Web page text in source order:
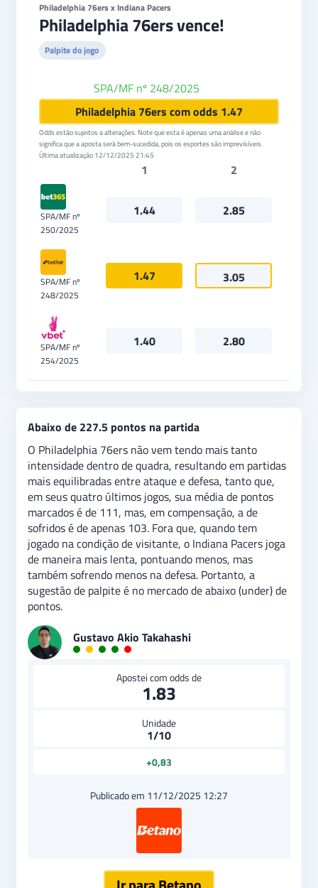
Philadelphia 76ers x Indiana Pacers
Philadelphia 76ers vence!
Palpite do jogo
SPA/MF nº 248/2025
Philadelphia 76ers com odds 1.47
Odds estão sujeitos a alterações. Note que esta é apenas uma análise e não
significa que a aposta será bem-sucedida, pois os esportes são imprevisíveis.
Última atualização 12/12/2025 21:45
1 2
SPA/MF nº
250/2025
1.44 2.85
SPA/MF nº
248/2025
1.47 3.05
SPA/MF nº
254/2025
1.40 2.80
Abaixo de 227.5 pontos na partida
O Philadelphia 76ers não vem tendo mais tanto
intensidade dentro de quadra, resultando em partidas
mais equilibradas entre ataque e defesa, tanto que,
em seus quatro últimos jogos, sua média de pontos
marcados é de 111, mas, em compensação, a de
sofridos é de apenas 103. Fora que, quando tem
jogado na condição de visitante, o Indiana Pacers joga
de maneira mais lenta, pontuando menos, mas
também sofrendo menos na defesa. Portanto, a
sugestão de palpite é no mercado de abaixo (under) de
pontos.
Gustavo Akio Takahashi
Apostei com odds de
1.83
Unidade
1/10
+0,83
Publicado em 11/12/2025 12:27